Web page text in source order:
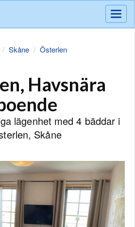
Meny
Skåne
Österlen
Havsnära
lägenhet med 4 bäddar i
Skåne